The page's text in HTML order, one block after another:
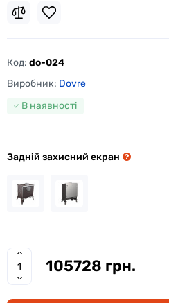
Код: do-024
Виробник: Dovre
В наявності
Задній захисний екран
105728 грн.